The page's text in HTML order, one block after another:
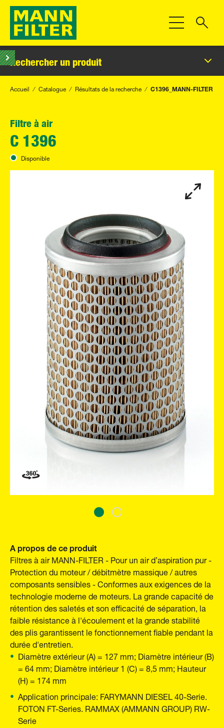
Toggle
Rechercher un produit
Accueil Catalogue Résultats de la recherche C1396_MANN-FILTER
Filtre à air
C 1396
Disponible
A propos de ce produit
Filtres à air MANN-FILTER - Pour un air d’aspiration pur -
Protection du moteur / débitmètre massique / autres
composants sensibles - Conformes aux exigences de la
technologie moderne de moteurs. La grande capacité de
rétention des saletés et son efficacité de séparation, la
faible résistance à l'écoulement et la grande stabilité
des plis garantissent le fonctionnement fiable pendant la
durée d'entretien.
Diamètre extérieur (A) = 127 mm; Diamètre intérieur (B)
= 64 mm; Diamètre intérieur 1 (C) = 8,5 mm; Hauteur
(H) = 174 mm
Application principale: FARYMANN DIESEL 40-Serie.
FOTON FT-Series. RAMMAX (AMMANN GROUP) RW-
Serie